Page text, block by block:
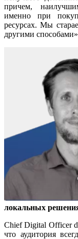
причем,
именно при
ресурсах. Мы
другими
локальных
Chief Digital Officer
что аудитория